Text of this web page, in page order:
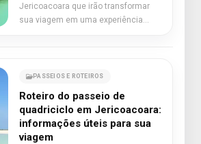
Jericoacoara que irão transformar
sua viagem em uma experiência
PASSEIOS E ROTEIROS
Roteiro do passeio de
quadriciclo em Jericoacoara:
informações úteis para sua
viagem